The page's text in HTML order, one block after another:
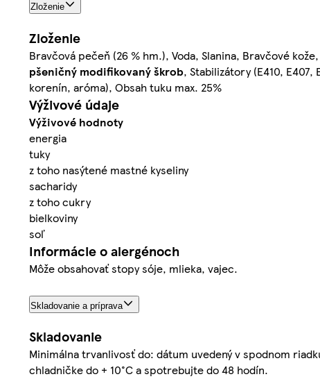
Zloženie
Zloženie
Bravčová pečeň (26 % hm.), Voda, Slanina, Bravčové
pšeničný modifikovaný škrob, Stabilizátory (E410,
korenín, aróma), Obsah tuku max. 25%
Výživové údaje
Výživové hodnoty
energia
tuky
z toho nasýtené mastné kyseliny
sacharidy
z toho cukry
bielkoviny
soľ
Informácie o alergénoch
Môže obsahovať stopy sóje, mlieka, vajec.
Skladovanie a príprava
Skladovanie
Minimálna trvanlivosť do: dátum uvedený v spodnom
chladničke do + 10°C a spotrebujte do 48 hodín.